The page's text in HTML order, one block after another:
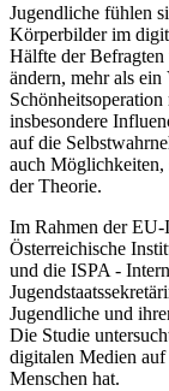
Jugendliche fühlen
Körperbilder im
Hälfte der Befragten
ändern, mehr als
insbesondere
auf die
auch Möglichkeiten,
der Theorie.
Im Rahmen der EU-
Österreichische
und die ISPA -
Jugendliche und
Die Studie
digitalen Medien auf
Menschen hat.